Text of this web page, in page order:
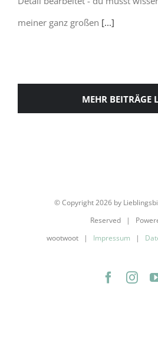
meiner ganz großen [...]
MEHR BEITRÄGE
© Copyright2026 by
Reserved |
wootwoot | Impressum |